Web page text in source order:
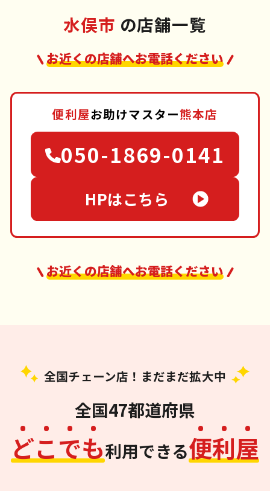
水俣市 の店舗一覧
お近くの店舗へお電話ください
便利屋お助けマスター熊本店
050-1869-0141
HPはこちら
お近くの店舗へお電話ください
全国チェーン店！まだまだ拡大中
全国47都道府県
どこでも利用できる便利屋